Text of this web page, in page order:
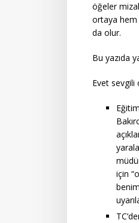
öğeler
ortaya hem
da olur.
Bu yazıda
Evet sevgili
için